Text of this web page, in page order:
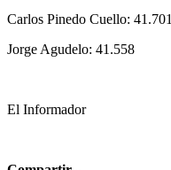
Carlos Pinedo Cuello: 41.701
Jorge Agudelo: 41.558
El Informador